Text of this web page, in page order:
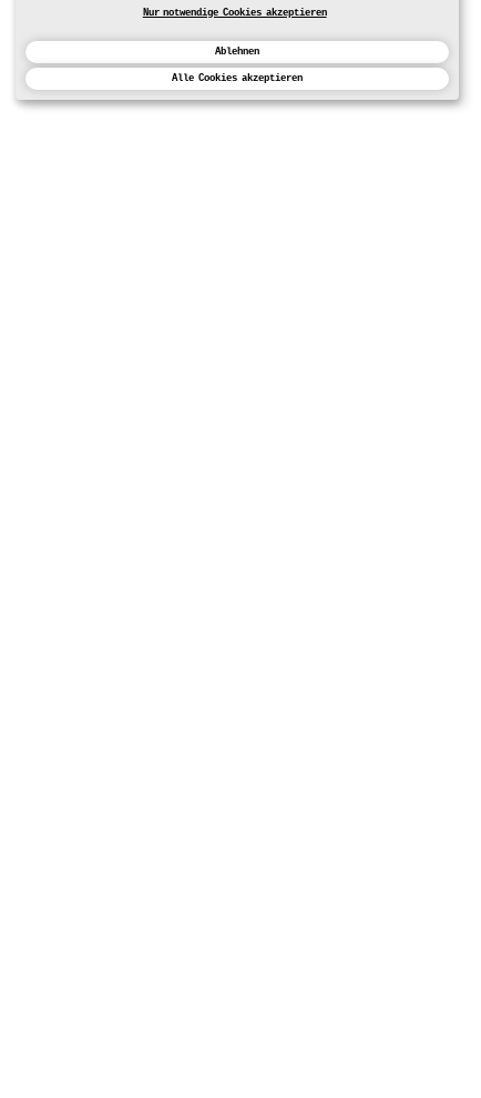
Nur notwendige Cookies akzeptieren
Ablehnen
Alle Cookies akzeptieren